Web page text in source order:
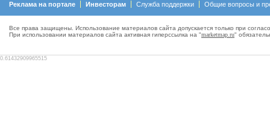
Реклама на портале Инвесторам Служба поддержки Общие вопросы и
Все права защищены. Использование материалов сайта допускается только при
При использовании материалов сайта активная гиперсcылка на "marketmap.ru"
0.61432909965515